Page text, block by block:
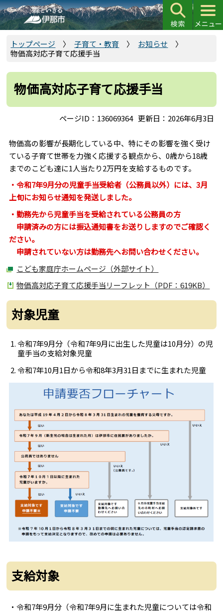
こ
の
ペ
で
トップページ 子育て・教育
お知らせ
物価高対応子育て応援手当
物価高対応子育て応援手当
ページID：136069364 更新日：2026年6月3日
物価高の影響が長期化している中、特にその影響を強く受け
ている子育て世帯を力強く応援する観点から、0歳から18歳
までのこども達に1人当たり2万円を支給するものです。
・令和7年9月分の児童手当受給者（公務員以外）には、3月
上旬にお知らせ通知を発送しました。
・勤務先から児童手当を受給されている公務員の方
申請済みの方には振込通知書をお送りしますのでご確認く
ださい。
申請されていない方は勤務先へお問い合わせください。
こども家庭庁ホームページ（外部サイト）
物価高対応子育て応援手当リーフレット（PDF：619KB）
対象児童
令和7年9月分（令和7年9月に出生した児童は10月分）の児
童手当の支給対象児童
令和7年10月1日から令和8年3月31日までに生まれた児童
支給対象
・令和7年9月分（令和7年9月に生まれた児童については令和